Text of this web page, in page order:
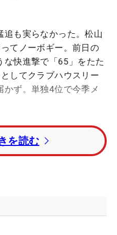
追も実らなかった。松山
てノーボギー。前日の
な快進撃で「65」をたた
してクラブハウスリー
かず。単独4位で今季メ
番いいアプローチ」松山
トップ5
ディ。トータルイーブ
はさらに勢いが加速。12
を読む